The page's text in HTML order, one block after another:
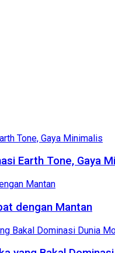
Earth Tone, Gaya
dengan Mantan